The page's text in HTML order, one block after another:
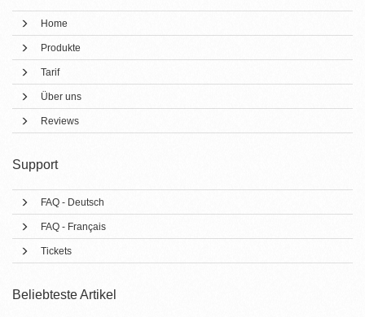
Home
Produkte
Tarif
Über uns
Reviews
Support
FAQ - Deutsch
FAQ - Français
Tickets
Beliebteste Artikel